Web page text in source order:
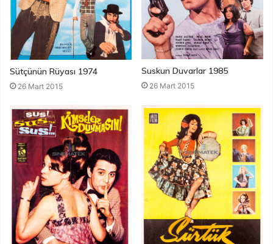
Sütçünün Rüyası 1974
26 Mart 2015
Suskun Duvarlar 1985
26 Mart 2015